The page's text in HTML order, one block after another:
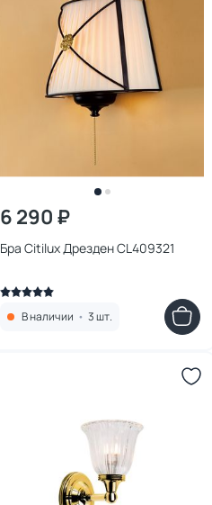
6 290 ₽
Бра Citilux Дрезден CL409321
В наличии • 3 шт.